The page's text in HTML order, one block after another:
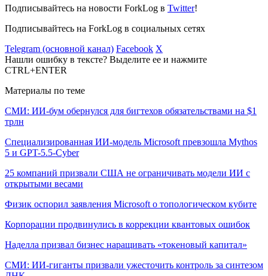
Подписывайтесь на новости ForkLog в Twitter!
Подписывайтесь на ForkLog в социальных сетях
Telegram (основной канал) Facebook X
Нашли ошибку в тексте? Выделите ее и нажмите
CTRL+ENTER
Материалы по теме
СМИ: ИИ-бум обернулся для бигтехов обязательствами на $1
трлн
Специализированная ИИ-модель Microsoft превзошла Mythos
5 и GPT-5.5-Cyber
25 компаний призвали США не ограничивать модели ИИ с
открытыми весами
Физик оспорил заявления Microsoft о топологическом кубите
Корпорации продвинулись в коррекции квантовых ошибок
Наделла призвал бизнес наращивать «токеновый капитал»
СМИ: ИИ-гиганты призвали ужесточить контроль за синтезом